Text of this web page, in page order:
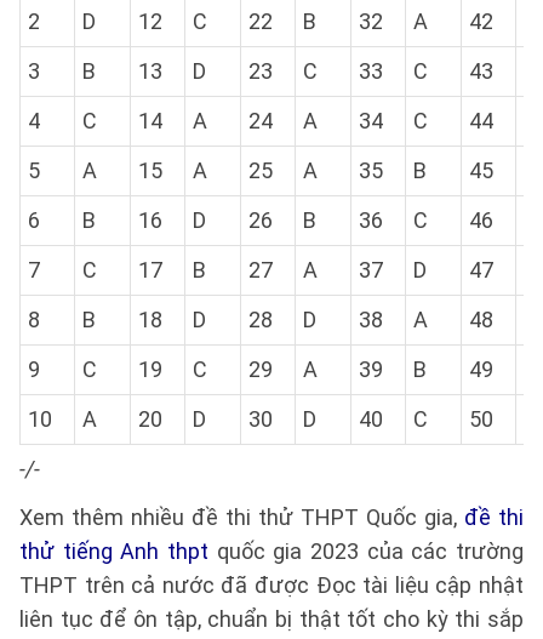
2
D 12 C 22 B 32 A 42
3
B 13 D 23 C 33 C 43
4
C 14 A 24 A 34 C 44
5
A 15 A 25 A 35 B 45
6
B 16 D 26 B 36 C 46
7
C 17 B 27 A 37 D 47
8
B 18 D 28 D 38 A 48
9
C 19 C 29 A 39 B 49
10
A 20 D 30 D 40 C 50
-/-
Xem thêm nhiều đề thi thử THPT Quốc gia, đề thi
thử tiếng Anh thpt quốc gia 2023 của các trường
THPT trên cả nước đã được Đọc tài liệu cập nhật
liên tục để ôn tập, chuẩn bị thật tốt cho kỳ thi sắp